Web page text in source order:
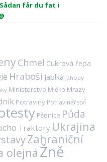
får du fat i
Chmel Cukrová řepa
Hraboši Jablka Jahody
Ministerstvo Mléko Mrazy
Potraviny Potravinářství
Pšenice Půda
Traktory Ukrajina
Zahraniční
olejná Žně